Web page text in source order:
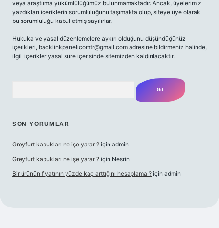
veya araştırma yükümlülüğümüz bulunmamaktadır. Ancak, üyelerimiz
yazdıkları içeriklerin sorumluluğunu taşımakta olup, siteye üye olarak
bu sorumluluğu kabul etmiş sayılırlar.
Hukuka ve yasal düzenlemelere aykırı olduğunu düşündüğünüz
içerikleri, backlinkpanelicomtr@gmail.com adresine bildirmeniz halinde,
ilgili içerikler yasal süre içerisinde sitemizden kaldırılacaktır.
SON YORUMLAR
Greyfurt kabukları ne işe yarar ? için admin
Greyfurt kabukları ne işe yarar ? için Nesrin
Bir ürünün fiyatının yüzde kaç arttığını hesaplama ? için admin